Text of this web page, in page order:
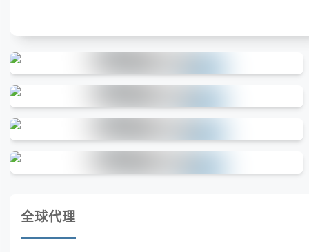
全球代理